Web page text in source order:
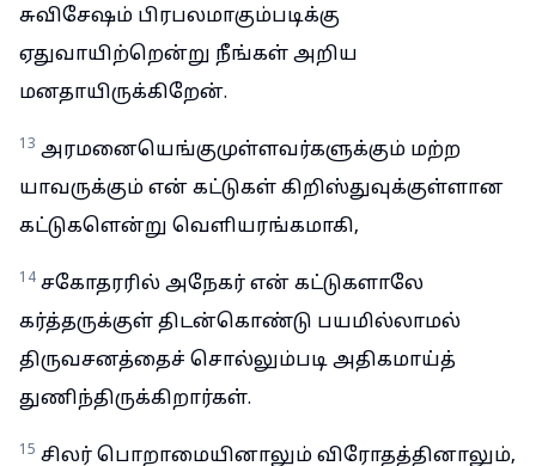
சுவிசேஷம் பிரபலமாகும்படிக்கு
ஏதுவாயிற்றென்று நீங்கள் அறிய
மனதாயிருக்கிறேன்.
13 அரமனையெங்குமுள்ளவர்களுக்கும் மற்ற
யாவருக்கும் என் கட்டுகள் கிறிஸ்துவுக்குள்ளான
கட்டுகளென்று வெளியரங்கமாகி,
14 சகோதரரில் அநேகர் என் கட்டுகளாலே
கர்த்தருக்குள் திடன்கொண்டு பயமில்லாமல்
திருவசனத்தைச் சொல்லும்படி அதிகமாய்த்
துணிந்திருக்கிறார்கள்.
15 சிலர் பொறாமையினாலும் விரோதத்தினாலும்,